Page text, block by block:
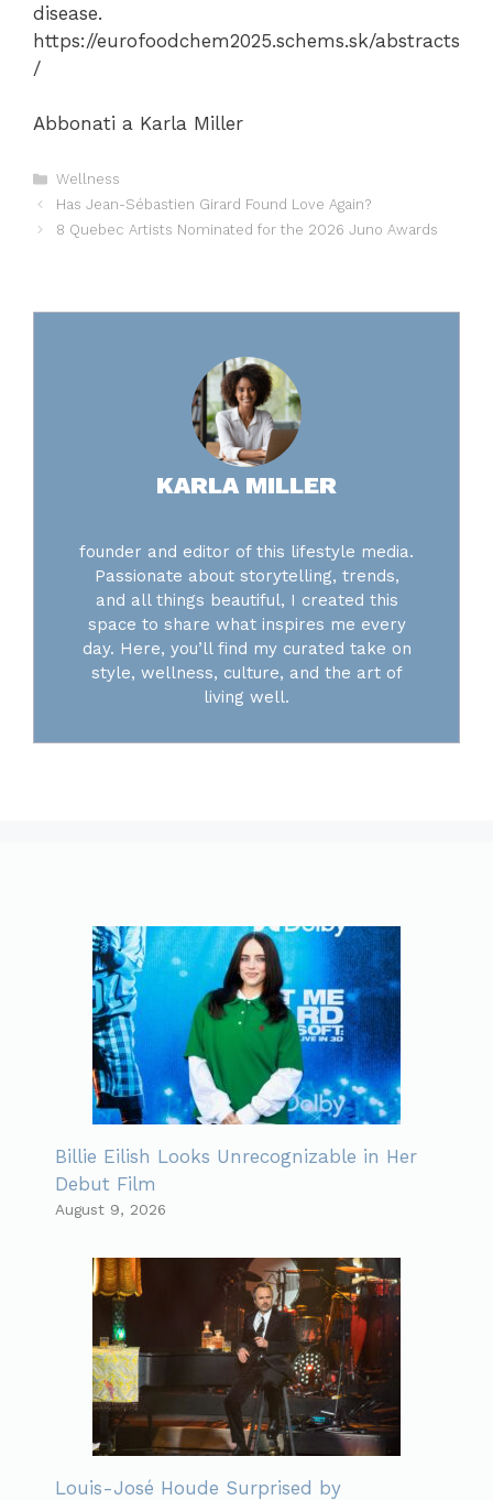
disease.
https://eurofoodchem2025.schems.sk/abstracts
/
Abbonati a Karla Miller
Categories
Wellness
Has Jean-Sébastien Girard Found Love Again?
8 Quebec Artists Nominated for the 2026 Juno Awards
KARLA MILLER
founder and editor of this lifestyle media.
Passionate about storytelling, trends,
and all things beautiful, I created this
space to share what inspires me every
day. Here, you’ll find my curated take on
style, wellness, culture, and the art of
living well.
Billie Eilish Looks Unrecognizable in Her
Debut Film
August 9, 2026
Louis-José Houde Surprised by